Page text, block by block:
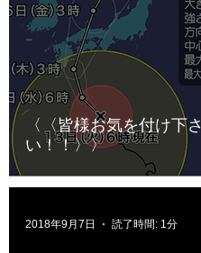
〈〈皆様お気を付け下さ
い！！〉〉
2018年9月7日 読了時間: 1分